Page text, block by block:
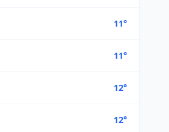
11°
11°
12°
12°